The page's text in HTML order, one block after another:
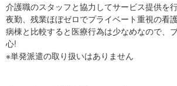
介護職のスタッフと協力してサービス提供を
夜勤、残業ほぼゼロでプライベート重視の看
病棟と比較すると医療行為は少なめなので、
心!
※単発派遣の取り扱いはありません